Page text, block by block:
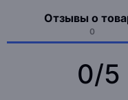
Отзывы о
0
0/5